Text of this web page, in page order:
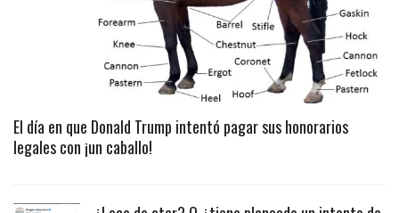
El día en que Donald Trump intentó pagar sus honorarios
legales con ¡un caballo!